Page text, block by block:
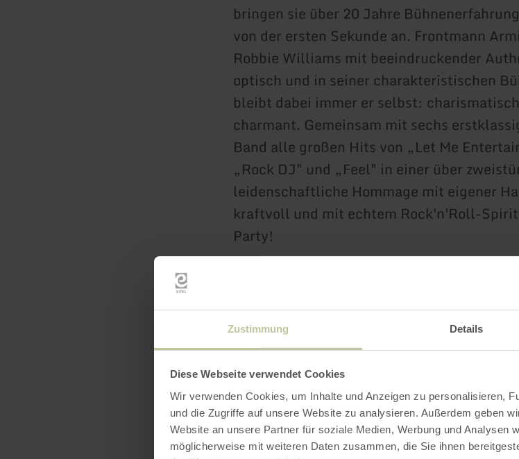
Zustimmung Details
Diese Webseite verwendet Cookies
Wir verwenden Cookies, um Inhalte und Anzeigen zu personalisieren,
und die Zugriffe auf unsere Website zu analysieren. Außerdem geben
Website an unsere Partner für soziale Medien, Werbung und Analysen
möglicherweise mit weiteren Daten zusammen, die Sie ihnen
bringen sie über 20 Jahre
von der ersten Sekunde an. Frontmann
Robbie Williams mit beeindruckender
optisch und in seiner charakteristischen
bleibt dabei immer er selbst:
charmant. Gemeinsam mit sechs
Band alle großen Hits von „Let Me
„Rock DJ" und „Feel" in einer über
leidenschaftliche Hommage mit eigener
kraftvoll und mit echtem Rock'n'Roll-
Party!
Präsentiert wird dieser Donnerstag von
Uhrzeit: 19:30 Uhr
Kosten: Eintritt frei
Ort: Prümer-Sommer-Platz, Prüm
Info-Tel.: 06551-943255